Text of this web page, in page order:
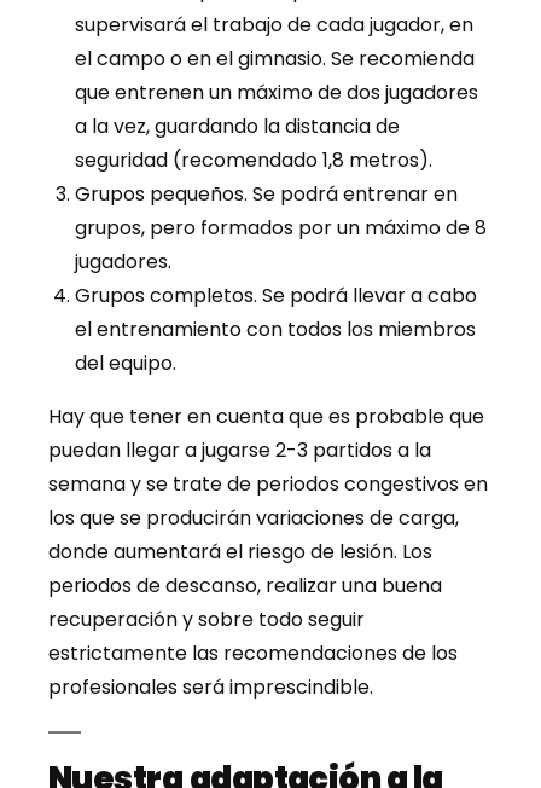
supervisará el trabajo de cada jugador, en
el campo o en el gimnasio. Se recomienda
que entrenen un máximo de dos jugadores
a la vez, guardando la distancia de
seguridad (recomendado 1,8 metros).
Grupos pequeños. Se podrá entrenar en
grupos, pero formados por un máximo de 8
jugadores.
Grupos completos. Se podrá llevar a cabo
el entrenamiento con todos los miembros
del equipo.
Hay que tener en cuenta que es probable que
puedan llegar a jugarse 2-3 partidos a la
semana y se trate de periodos congestivos en
los que se producirán variaciones de carga,
donde aumentará el riesgo de lesión. Los
periodos de descanso, realizar una buena
recuperación y sobre todo seguir
estrictamente las recomendaciones de los
profesionales será imprescindible.
Nuestraadaptación a la